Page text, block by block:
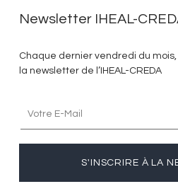
Newsletter IHEAL-
Chaque dernier vendredi du mois,
la newsletter de l’IHEAL-CREDA
S'INSCRIRE À LA